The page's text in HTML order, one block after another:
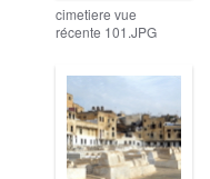
cimetiere vue
récente 101.JPG